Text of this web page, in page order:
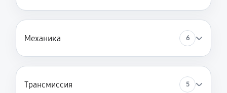
8570
Ремонт редуктора снегоуборщика Daewoo DAST
8570
Механика 6
Трансмиссия 5